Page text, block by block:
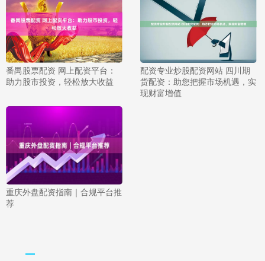
番禺股票配资 网上配资平台：
助力股市投资，轻松放大收益
配资专业炒股配资网站 四川期
货配资：助您把握市场机遇，实
现财富增值
重庆外盘配资指南｜合规平台推
荐